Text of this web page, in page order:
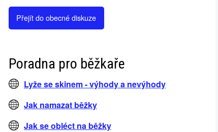
Přejít do obecné diskuze
Poradna pro běžkaře
Lyže se skinem - výhody a nevýhody
Jak namazat běžky
Jak se obléct na běžky